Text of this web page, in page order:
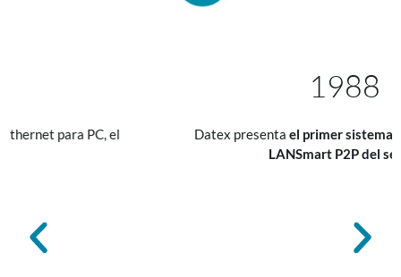
Datex presenta
el primer sistema operativo de red
LANSmart P2P del sector